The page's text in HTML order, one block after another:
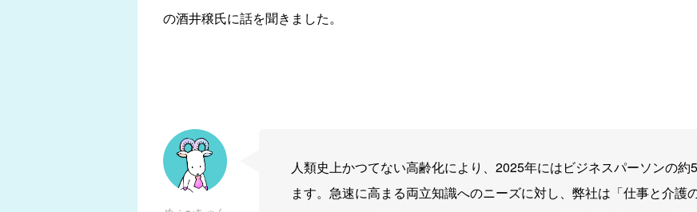
の酒井穣氏に話を聞きました。
人類史上かつてない高齢化により、2025年にはビジネスパーソンの約
ます。急速に高まる両立知識へのニーズに対し、弊社は「仕事と介護